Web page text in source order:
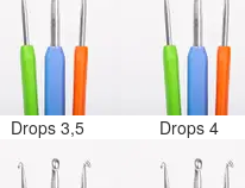
Drops 3,5 Drops 4